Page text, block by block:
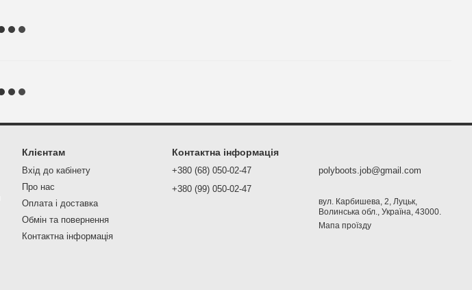
Клієнтам
Вхід до кабінету
Про нас
Оплата і доставка
Обмін та повернення
Контактна інформація
Контактна інформація
+380 (68) 050-02-47
+380 (99) 050-02-47
polyboots.job@gmail.com
вул. Карбишева, 2, Луцьк,
Волинська обл., Україна, 43000.
Мапа проїзду